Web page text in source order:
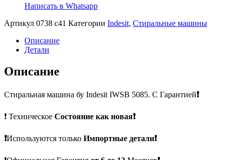
Написать в Whatsapp
Артикул 0738 c41 Категории Indesit, Стиральные машины
Описание
Детали
Описание
Стиральная машина бу Indesit IWSB 5085. С Гарантией❗
❗ Техническое Состояние как новая❗
❗Используются только Импортные детали❗